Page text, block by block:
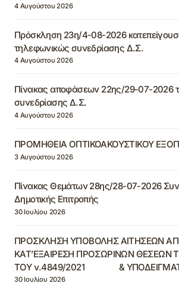
4 Αυγούστου 2026
Πρόσκληση 23η/4-08-2026
τηλεφωνικώς συνεδρίασης Δ.Σ.
4 Αυγούστου 2026
Πίνακας αποφάσεων 22ης/29-07-2026
συνεδρίασης Δ.Σ.
4 Αυγούστου 2026
ΠΡΟΜΗΘΕΙΑ ΟΠΤΙΚΟΑΚΟΥΣΤΙΚΟΥ
3 Αυγούστου 2026
Πίνακας Θεμάτων 28ης/28-07-2026
Δημοτικής Επιτροπής
30 Ιουλίου 2026
ΠΡΟΣΚΛΗΣΗ ΥΠΟΒΟΛΗΣ ΑΙΤΗΣΕΩΝ
ΚΑΤ’ΕΞΑΙΡΕΣΗ ΠΡΟΣΩΡΙΝΩΝ ΘΕΣΕΩΝ
ΤΟΥ ν.4849/2021 &
30 Ιουλίου 2026